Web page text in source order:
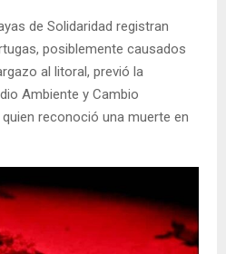
de Solidaridad registran
posiblemente causados
al litoral, previó la
Ambiente y Cambio
reconoció una muerte en